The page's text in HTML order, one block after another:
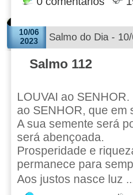
10/06
2023
Salmo do Dia -
Salmo 112
LOUVAI ao
ao SENHOR, que em
A sua semente será
será abençoada.
Prosperidade e
permanece para
Aos justos nasce luz